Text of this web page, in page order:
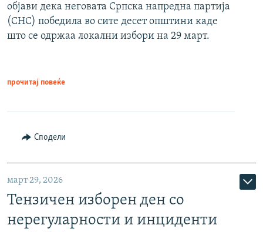
објави дека неговата Српска напредна партија
(СНС) победила во сите десет општини каде
што се одржаа локални избори на 29 март.
прочитај повеќе
Сподели
март 29, 2026
Тензичен изборен ден со
нерегуларности и инциденти